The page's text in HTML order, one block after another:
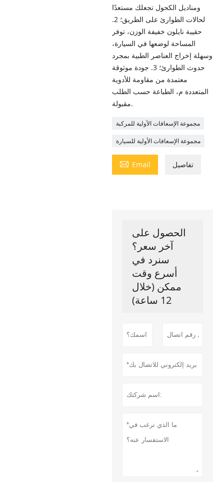
ومناديل الكحول تجعلك مستعدًا
لحالات الطوارئ على الطريق؛ 2.
حقيبة نايلون خفيفة الوزن، توفر
المساحة لوضعها في السيارة،
وسهلة إخراج العناصر الطبية بمجرد
حدوث الطوارئ؛ 3. جودة موثوقة
معتمدة من مقاومة للأدوية
المتعددة م، الطباعة حسب الطلب
مقبولة.
مجموعة الإسعافات الأولية للمركبة
مجموعة الإسعافات الأولية للسيارة
 Email تفاصيل
الحصول على
آخر سعر؟
سنرد في
أسرع وقت
ممكن (خلال
12 ساعة)